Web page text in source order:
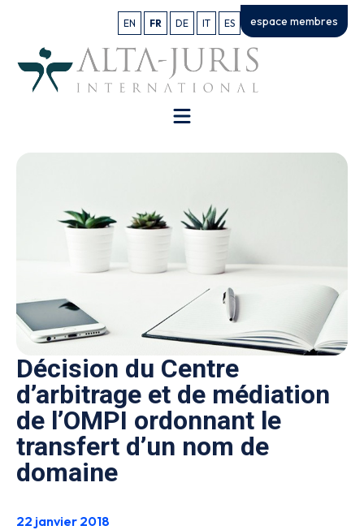
EN FR DE IT ES espace membres
Décision du Centre
d’arbitrage et de médiation
de l’OMPI ordonnant le
transfert d’un nom de
domaine
22 janvier 2018